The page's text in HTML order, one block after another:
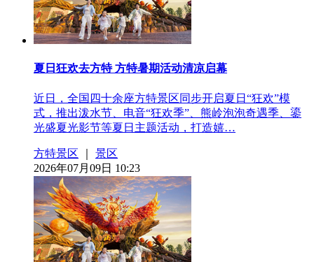
夏日狂欢去方特 方特暑期活动清凉启幕
近日，全国四十余座方特景区同步开启夏日“狂欢”模
式，推出泼水节、电音“狂欢季”、熊岭泡泡奇遇季、鎏
光盛夏光影节等夏日主题活动，打造嬉…
方特景区
景区
2026年07月09日 10:23